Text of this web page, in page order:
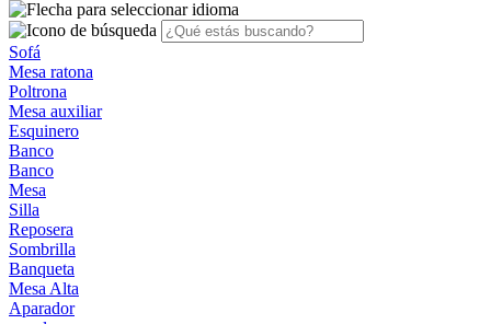
Sofá
Mesa ratona
Poltrona
Mesa auxiliar
Esquinero
Banco
Banco
Mesa
Silla
Reposera
Sombrilla
Banqueta
Mesa Alta
Aparador